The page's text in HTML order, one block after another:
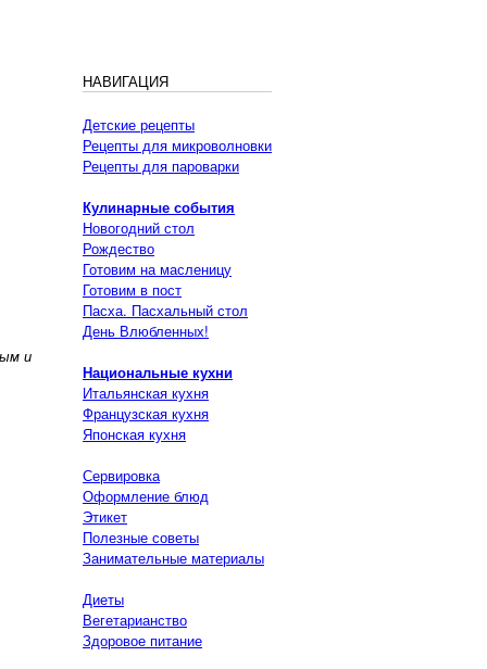
и
НАВИГАЦИЯ
Детские рецепты
Рецепты для микроволновки
Рецепты для пароварки
Кулинарные события
Новогодний стол
Рождество
Готовим на масленицу
Готовим в пост
Пасха. Пасхальный стол
День Влюбленных!
Национальные кухни
Итальянская кухня
Французская кухня
Японская кухня
Сервировка
Оформление блюд
Этикет
Полезные советы
Занимательные материалы
Диеты
Вегетарианство
Здоровое питание